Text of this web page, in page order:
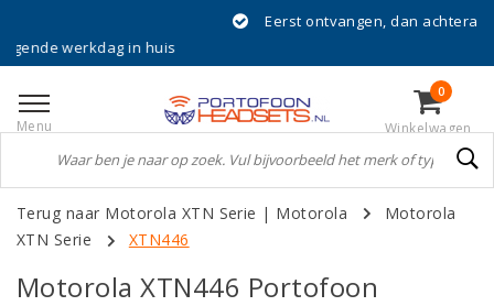
in huis
Eerst ontvangen, dan achteraf betalen met
Menu
0
Winkelwagen
Terug naar Motorola XTN Serie | Motorola
Motorola
XTN Serie
XTN446
Motorola XTN446 Portofoon